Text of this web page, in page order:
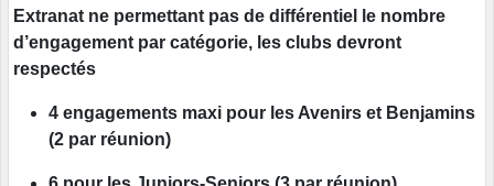
Extranat ne permettant pas de différentiel le nombre
d’engagement par catégorie, les clubs devront
respectés
4 engagements maxi pour les Avenirs et Benjamins
(2 par réunion)